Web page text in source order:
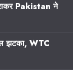
Pakistan ने
झटका, WTC